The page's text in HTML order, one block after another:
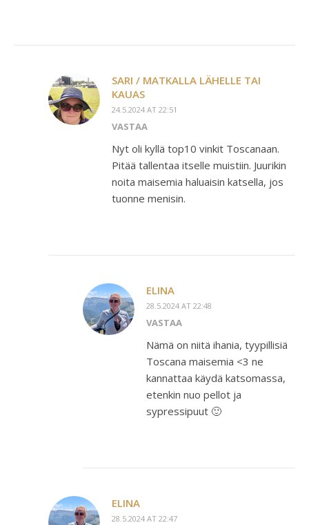
SARI / MATKALLA LÄHELLE TAI
KAUAS
24.5.2024 AT 22:51
VASTAA
Nyt oli kyllä top10 vinkit Toscanaan.
Pitää tallentaa itselle muistiin. Juurikin
noita maisemia haluaisin katsella, jos
tuonne menisin.
ELINA
28.5.2024 AT 22:48
VASTAA
Nämä on niitä ihania, tyypillisiä
Toscana maisemia <3 ne
kannattaa käydä katsomassa,
etenkin nuo pellot ja
sypressipuut 🙂
ELINA
28.5.2024 AT 22:47